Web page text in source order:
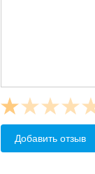
Добавить отзыв